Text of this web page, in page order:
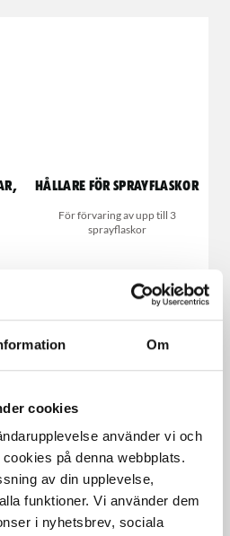
Om
cookies
använder vi och
på denna webbplats.
av din upplevelse,
funktioner. Vi använder dem
i nyhetsbrev, sociala
Hållare för Sprayflaskor
För förvaring av upp till 3
sprayflaskor
67
Skafthållare
För enkel och säker lagring av t.ex.
spadar och skyfflar
även